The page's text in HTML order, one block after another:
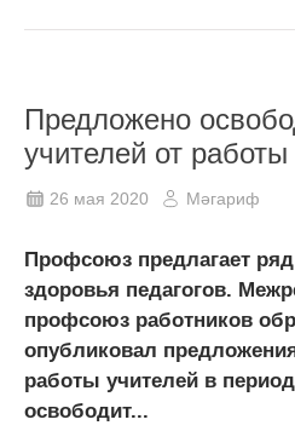
Предложено
учителей от
26 мая 2020 Мәгариф
Профсоюз предлагает
здоровья педагогов.
профсоюз работников
опубликовал
работы учителей в
освободит...